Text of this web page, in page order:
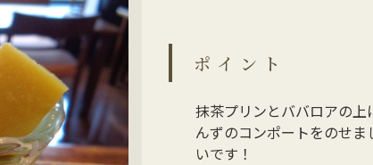
ポイント
抹茶プリンとババロアの
んずのコンポートをのせま
いです！